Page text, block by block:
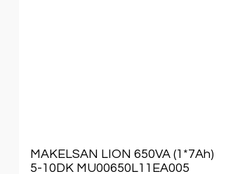
MAKELSAN LION 650VA (1*7Ah)
5-10DK MU00650L11EA005